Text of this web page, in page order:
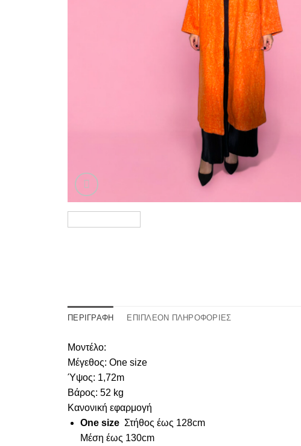
ΠΕΡΙΓΡΑΦΉ ΕΠΙΠΛΈΟΝ ΠΛΗΡΟΦΟΡΊΕΣ
Μοντέλο:
Μέγεθος: One size
Ύψος: 1,72m
Βάρος: 52 kg
Κανονική εφαρμογή
One sizeΣτήθος έως 128cm
Μέση έως 130cm